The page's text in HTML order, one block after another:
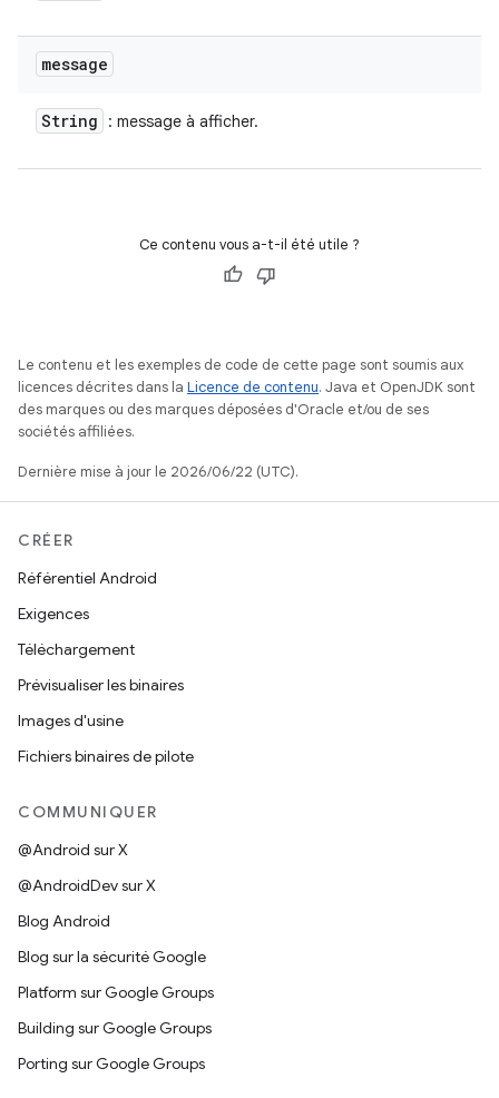
message
String : message à afficher.
Ce contenu vous a-t-il été utile ?
Le contenu et les exemples de code de cette page sont soumis aux
licences décrites dans la Licence de contenu. Java et OpenJDK sont
des marques ou des marques déposées d'Oracle et/ou de ses
sociétés affiliées.
Dernière mise à jour le 2026/06/22 (UTC).
CRÉER
Référentiel Android
Exigences
Téléchargement
Prévisualiser les binaires
Images d'usine
Fichiers binaires de pilote
COMMUNIQUER
@Android sur X
@AndroidDev sur X
Blog Android
Blog sur la sécurité Google
Platform sur Google Groups
Building sur Google Groups
Porting sur Google Groups